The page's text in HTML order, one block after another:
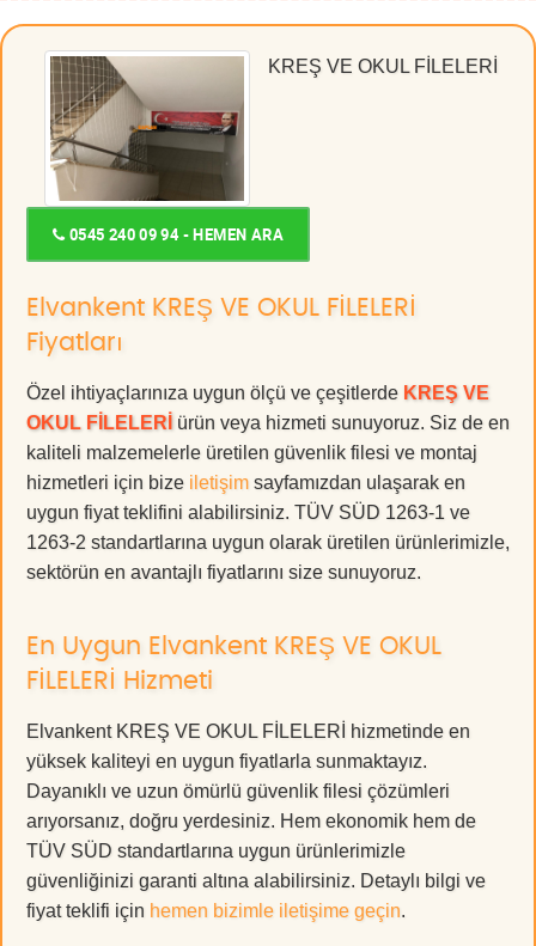
KREŞ VE OKUL FİLELERİ
0545 240 09 94 - HEMEN ARA
Elvankent KREŞ VE OKUL FİLELERİ
Fiyatları
Özel ihtiyaçlarınıza uygun ölçü ve çeşitlerde KREŞ VE
OKUL FİLELERİ ürün veya hizmeti sunuyoruz. Siz de en
kaliteli malzemelerle üretilen güvenlik filesi ve montaj
hizmetleri için bize iletişim sayfamızdan ulaşarak en
uygun fiyat teklifini alabilirsiniz. TÜV SÜD 1263-1 ve
1263-2 standartlarına uygun olarak üretilen ürünlerimizle,
sektörün en avantajlı fiyatlarını size sunuyoruz.
En Uygun Elvankent KREŞ VE OKUL
FİLELERİ Hizmeti
Elvankent KREŞ VE OKUL FİLELERİ hizmetinde en
yüksek kaliteyi en uygun fiyatlarla sunmaktayız.
Dayanıklı ve uzun ömürlü güvenlik filesi çözümleri
arıyorsanız, doğru yerdesiniz. Hem ekonomik hem de
TÜV SÜD standartlarına uygun ürünlerimizle
güvenliğinizi garanti altına alabilirsiniz. Detaylı bilgi ve
fiyat teklifi için hemen bizimle iletişime geçin.